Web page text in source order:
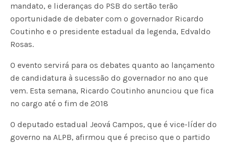
mandato, e lideranças do PSB do sertão terão
oportunidade de debater com o governador Ricardo
Coutinho e o presidente estadual da legenda, Edvaldo
Rosas.
O evento servirá para os debates quanto ao lançamento
de candidatura à sucessão do governador no ano que
vem. Esta semana, Ricardo Coutinho anunciou que fica
no cargo até o fim de 2018
O deputado estadual Jeová Campos, que é vice-líder do
governo na ALPB, afirmou que é preciso que o partido